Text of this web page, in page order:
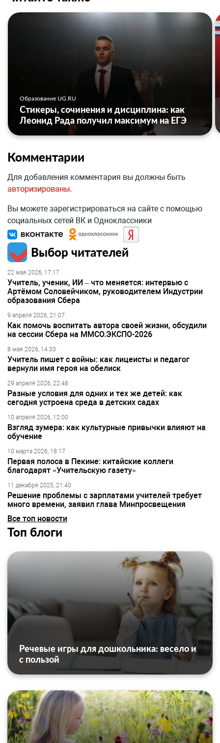
Образование UG.RU
Стикеры, сочинения и дисциплина: как
Леонид Рада получил максимум на ЕГЭ
Комментарии
Для добавления комментария вы должны быть
авторизированы.
Вы можете зарегистрироваться на сайте с помощью
социальных сетей ВК и Одноклассники
Выбор читателей
22 мая 2026, 17:17
Учитель, ученик, ИИ – что меняется: интервью с
Артёмом Соловейчиком, руководителем Индустрии
образования Сбера
9 апреля 2026, 21:07
Как помочь воспитать автора своей жизни, обсудили
на сессии Сбера на ММСО.ЭКСПО-2026
8 мая 2026, 14:33
Учитель пишет с войны: как лицеисты и педагог
вернули имя героя на обелиск
29 апреля 2026, 22:48
Разные условия для одних и тех же детей: как
сегодня устроена среда в детских садах
10 апреля 2026, 12:00
Взгляд зумера: как культурные привычки влияют на
обучение
10 марта 2026, 18:17
Первая полоса в Пекине: китайские коллеги
благодарят «Учительскую газету»
11 декабря 2025, 21:40
Решение проблемы с зарплатами учителей требует
много времени, заявил глава Минпросвещения
Все топ новости
Топ блоги
Речевые игры для дошкольника: весело и
с пользой